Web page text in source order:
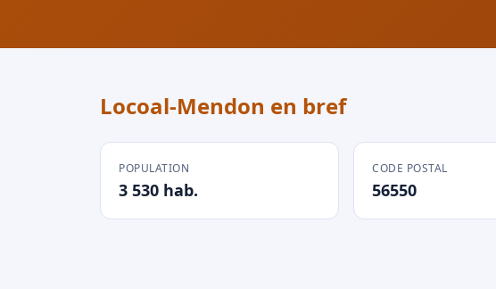
Locoal-Mendon en bref
POPULATION
3 530 hab.
CODE POSTAL
56550